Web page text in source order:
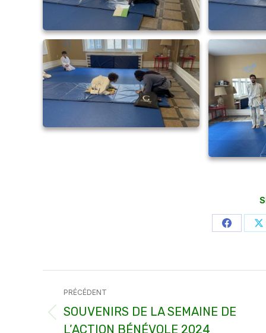
Partager
Navigation
article
PRÉCÉDENT
Article
SOUVENIRS DE LA SEMAINE DE
L’ACTION BÉNÉVOLE 2024